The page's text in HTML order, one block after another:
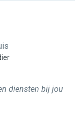
diensten bij jou